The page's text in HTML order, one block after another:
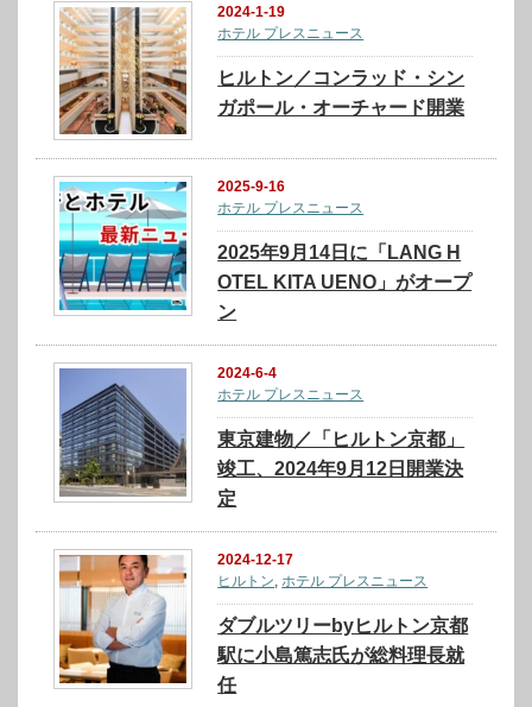
2024-1-19
ホテル プレスニュース
ヒルトン／コンラッド・シン
ガポール・オーチャード開業
2025-9-16
ホテル プレスニュース
2025年9月14日に「LANG H
OTEL KITA UENO」がオープ
ン
2024-6-4
ホテル プレスニュース
東京建物／「ヒルトン京都」
竣工、2024年9月12日開業決
定
2024-12-17
ヒルトン,ホテル プレスニュース
ダブルツリーbyヒルトン京都
駅に小島篤志氏が総料理長就
任